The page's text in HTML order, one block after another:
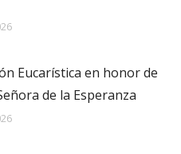
Eucarística en honor de
de la Esperanza